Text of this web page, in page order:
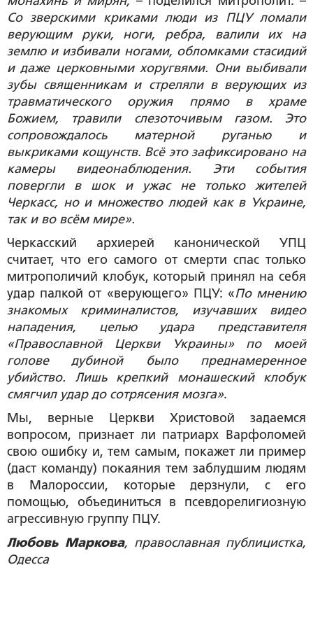
Со зверскими криками люди из ПЦУ ломали
верующим руки, ноги, ребра, валили их на
землю и избивали ногами, обломками стасидий
и даже церковными хоругвями. Они выбивали
зубы священникам и стреляли в верующих из
травматического оружия прямо в храме
Божием, травили слезоточивым газом. Это
сопровождалось матерной руганью и
выкриками кощунств. Всё это зафиксировано на
камеры видеонаблюдения. Эти события
повергли в шок и ужас не только жителей
Черкасс, но и множество людей как в Украине,
так и во всём мире».
Черкасский архиерей канонической УПЦ
считает, что его самого от смерти спас только
митрополичий клобук, который принял на себя
удар палкой от «верующего» ПЦУ: «По мнению
знакомых криминалистов, изучавших видео
нападения, целью удара представителя
«Православной Церкви Украины» по моей
голове дубиной было преднамеренное
убийство. Лишь крепкий монашеский клобук
смягчил удар до сотрясения мозга».
Мы, верные Церкви Христовой задаемся
вопросом, признает ли патриарх Варфоломей
свою ошибку и, тем самым, покажет ли пример
(даст команду) покаяния тем заблудшим людям
в Малороссии, которые дерзнули, с его
помощью, объединиться в псевдорелигиозную
агрессивную группу ПЦУ.
Любовь Маркова, православная публицистка,
Одесса